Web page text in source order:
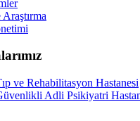
ve Rehabilitasyon Hastanesi
Adli Psikiyatri